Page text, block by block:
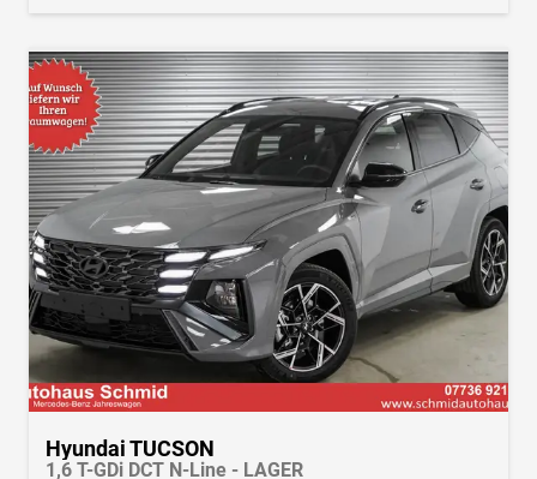
Hyundai TUCSON
1,6 T-GDi DCT N-Line - LAGER